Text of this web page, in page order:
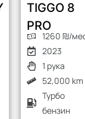
TIGGO 8
PRO
1260 ₪/мес.
2023
1 рука
52,000 km
Турбо
бензин